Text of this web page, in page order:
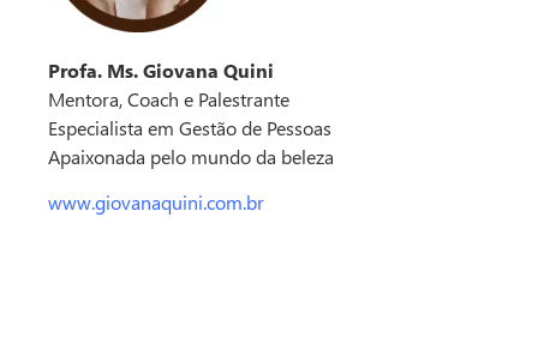
Profa. Ms. Giovana Quini
Mentora, Coach e Palestrante
Especialista em Gestão de Pessoas
Apaixonada pelo mundo da beleza
www.giovanaquini.com.br